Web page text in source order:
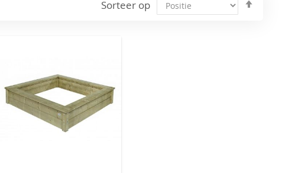
Sorteer op